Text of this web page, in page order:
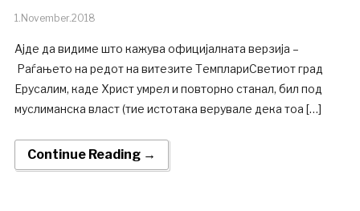
1.November.2018
Ајде да видиме што кажува официјалната верзија –
Раѓањето на редот на витезите ТемплариСветиот град
Ерусалим, каде Христ умрел и повторно станал, бил под
муслиманска власт (тие истотака верувале дека тоа […]
Continue Reading →